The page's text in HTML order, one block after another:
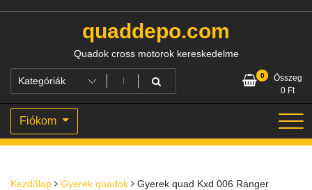
quaddepo.com
Quadok cross motorok kereskedelme
0
Összeg
0 Ft
Fiókom
Kezdőlap Gyerek quadok
Gyerek quad Kxd 006 Ranger